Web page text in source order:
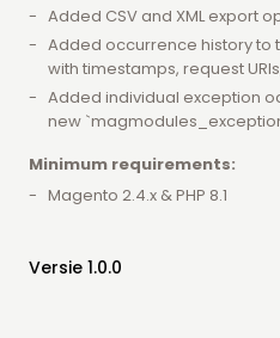
Added CSV and XML export
Added occurrence history to
with timestamps, request
Added individual exception
new
Minimum requirements:
Magento 2.4.x & PHP 8.1
Versie 1.0.0